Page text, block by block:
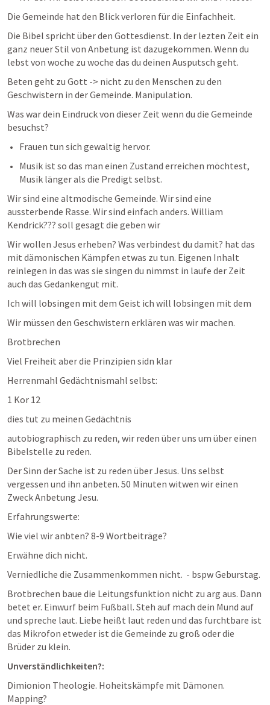
Die Gemeinde hat den Blick verloren für die Einfachheit.
Die Bibel spricht über den Gottesdienst. In der lezten Zeit ein
ganz neuer Stil von Anbetung ist dazugekommen. Wenn du
lebst von woche zu woche das du deinen Ausputsch geht.
Beten geht zu Gott -> nicht zu den Menschen zu den
Geschwistern in der Gemeinde. Manipulation.
Was war dein Eindruck von dieser Zeit wenn du die Gemeinde
besuchst?
Frauen tun sich gewaltig hervor.
Musik ist so das man einen Zustand erreichen möchtest,
Musik länger als die Predigt selbst.
Wir sind eine altmodische Gemeinde. Wir sind eine
aussterbende Rasse. Wir sind einfach anders. William
Kendrick??? soll gesagt die geben wir
Wir wollen Jesus erheben? Was verbindest du damit? hat das
mit dämonischen Kämpfen etwas zu tun. Eigenen Inhalt
reinlegen in das was sie singen du nimmst in laufe der Zeit
auch das Gedankengut mit.
Ich will lobsingen mit dem Geist ich will lobsingen mit dem
Wir müssen den Geschwistern erklären was wir machen.
Brotbrechen
Viel Freiheit aber die Prinzipien sidn klar
Herrenmahl Gedächtnismahl selbst:
1 Kor 12
dies tut zu meinen Gedächtnis
autobiographisch zu reden, wir reden über uns um über einen
Bibelstelle zu reden.
Der Sinn der Sache ist zu reden über Jesus. Uns selbst
vergessen und ihn anbeten. 50 Minuten witwen wir einen
Zweck Anbetung Jesu.
Erfahrungswerte:
Wie viel wir anbten? 8-9 Wortbeiträge?
Erwähne dich nicht.
Verniedliche die Zusammenkommen nicht.  - bspw Geburstag.
Brotbrechen baue die Leitungsfunktion nicht zu arg aus. Dann
betet er. Einwurf beim Fußball. Steh auf mach dein Mund auf
und spreche laut. Liebe heißt laut reden und das furchtbare ist
das Mikrofon etweder ist die Gemeinde zu groß oder die
Brüder zu klein.
Unverständlichkeiten?:
Dimionion Theologie. Hoheitskämpfe mit Dämonen.
Mapping?